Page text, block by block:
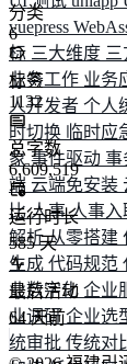
vuepress
标 三大维度 三
业务工作 业务
人开发者 个人
时切换 临时应
象事件驱动 事
端 云端免安装
比人事人事入
解析从零搭建
生成 代码规范
业数字化 企业
业调研企业选
统审批 传统对
分类
6
标签
1132
总字数
6,609,519
运行时长
585 天
最后活动
64 天前